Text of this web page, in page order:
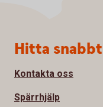
Sidfot
Hitta snabbt
Kontakta oss
Spärrhjälp